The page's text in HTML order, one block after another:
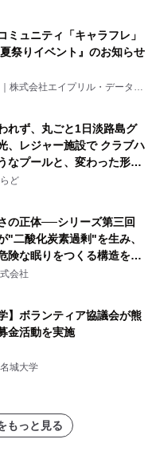
ミュニティ「キャラフレ」
夏祭りイベント』のお知らせ
株式会社エイプリル・データ・
れず、丸ごと1日淡路島グ
、レジャー施設で クラブハ
なプールと、変わった形の
THE BOXY AWAJI」のお
り連泊プランで
ど
の正体──シリーズ第三回
"二酸化炭素過剰"を生み、
険な眠りをつくる構造を解
会社
】ボランティア協議会が熊
金活動を実施
城大学
もっと見る